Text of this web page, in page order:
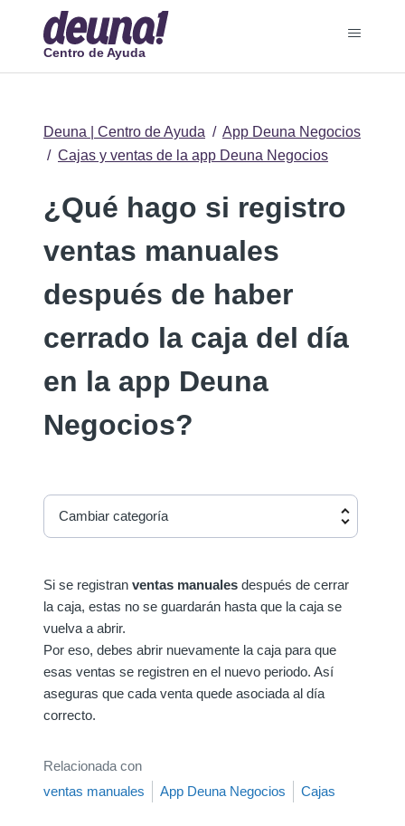
Centro de Ayuda
Deuna | Centro de Ayuda
App Deuna Negocios
Cajas y ventas de la app Deuna Negocios
¿Qué hago si registro
ventas manuales
después de haber
cerrado la caja del día
en la app Deuna
Negocios?
Cambiar categoría
Si se registran ventas manuales después de cerrar
la caja, estas no se guardarán hasta que la caja se
vuelva a abrir.
Por eso, debes abrir nuevamente la caja para que
esas ventas se registren en el nuevo periodo. Así
aseguras que cada venta quede asociada al día
correcto.
Relacionada con
ventas manuales
App Deuna Negocios Cajas